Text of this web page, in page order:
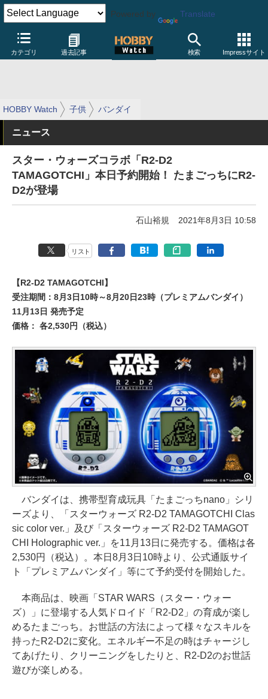
Powered by Translate
カテゴリ 過去記事 検索 Impressサイト
HOBBY Watch 子供 バンダイ
ニュース
スター・ウォーズコラボ「R2-D2
TAMAGOTCHI」本日予約開始！ たまごっちにR2-
D2が登場
石山裕規 2021年8月3日 10:58
リスト
【R2-D2 TAMAGOTCHI】
受注期間：8月3日10時～8月20日23時（プレミアムバンダイ）
11月13日 発売予定
価格： 各2,530円（税込）
バンダイは、携帯型育成玩具「たまごっちnano」シリ
ーズより、「スターウォーズ R2-D2 TAMAGOTCHI Clas
sic color ver.」及び「スターウォーズ R2-D2 TAMAGOT
CHI Holographic ver.」を11月13日に発売する。価格は各
2,530円（税込）。本日8月3日10時より、公式通販サイ
ト「プレミアムバンダイ」等にて予約受付を開始した。
本商品は、映画「STAR WARS（スター・ウォー
ズ）」に登場する人気ドロイド「R2-D2」の育成が楽し
めるたまごっち。お世話の方法によって様々なスキルを
持ったR2-D2に変化。エネルギー不足の時はチャージし
てあげたり、クリーニングをしたりと、R2-D2のお世話
遊びが楽しめる。